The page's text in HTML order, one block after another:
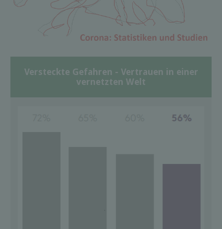
Versteckte Gefahren - Vertrauen in einer
vernetzten Welt